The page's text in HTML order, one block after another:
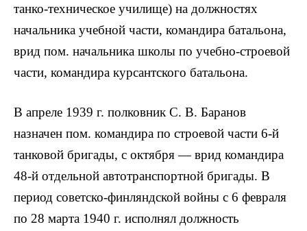
танко-техническое училище) на должностях
начальника учебной части, командира батальона,
врид пом. начальника школы по учебно-строевой
части, командира курсантского батальона.
В апреле 1939 г. полковник С. В. Баранов
назначен пом. командира по строевой части 6-й
танковой бригады, с октября — врид командира
48-й отдельной автотранспортной бригады. В
период советско-финляндской войны с 6 февраля
по 28 марта 1940 г. исполнял должность